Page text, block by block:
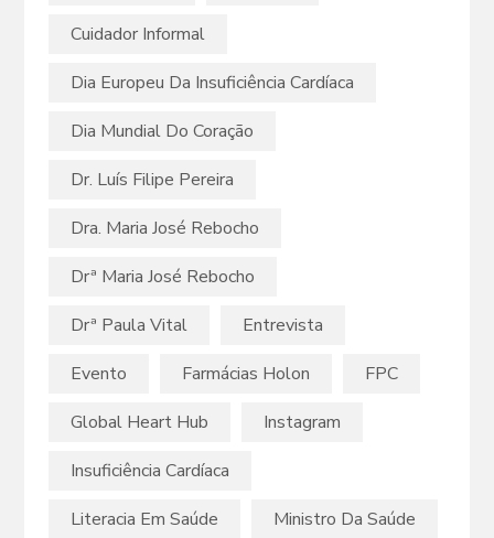
Cuidador Informal
Dia Europeu Da Insuficiência Cardíaca
Dia Mundial Do Coração
Dr. Luís Filipe Pereira
Dra. Maria José Rebocho
Drª Maria José Rebocho
Drª Paula Vital
Entrevista
Evento
Farmácias Holon
FPC
Global Heart Hub
Instagram
Insuficiência Cardíaca
Literacia Em Saúde
Ministro Da Saúde